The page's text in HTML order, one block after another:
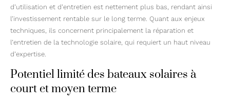
d’utilisation et d’entretien est nettement plus bas, rendant ainsi
l’investissement rentable sur le long terme. Quant aux enjeux
techniques, ils concernent principalement la réparation et
l’entretien de la technologie solaire, qui requiert un haut niveau
d’expertise.
Potentiel limité des bateaux solaires à
court et moyen terme